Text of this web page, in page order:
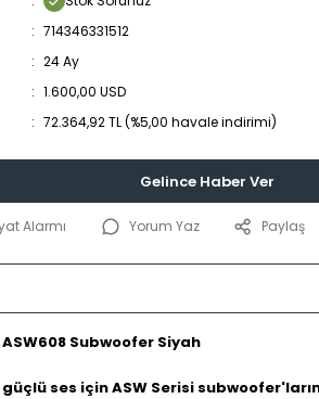
714346331512
24 Ay
1.600,00 USD
72.364,92 TL (%5,00 havale indirimi)
Gelince Haber Ver
Alarmı Yorum Yaz Paylaş
Subwoofer Siyah
ses için ASW Serisi